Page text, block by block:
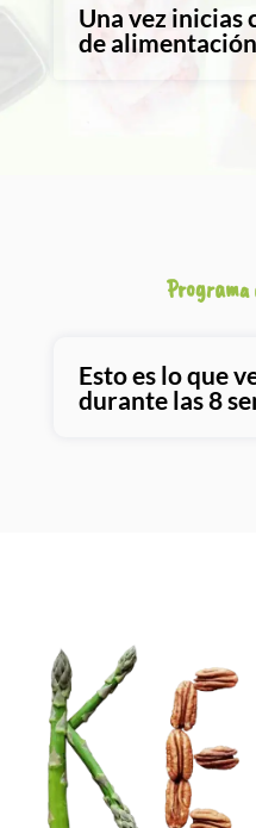
Una vez inicias
de
Programa
Esto es lo que
durante las 8